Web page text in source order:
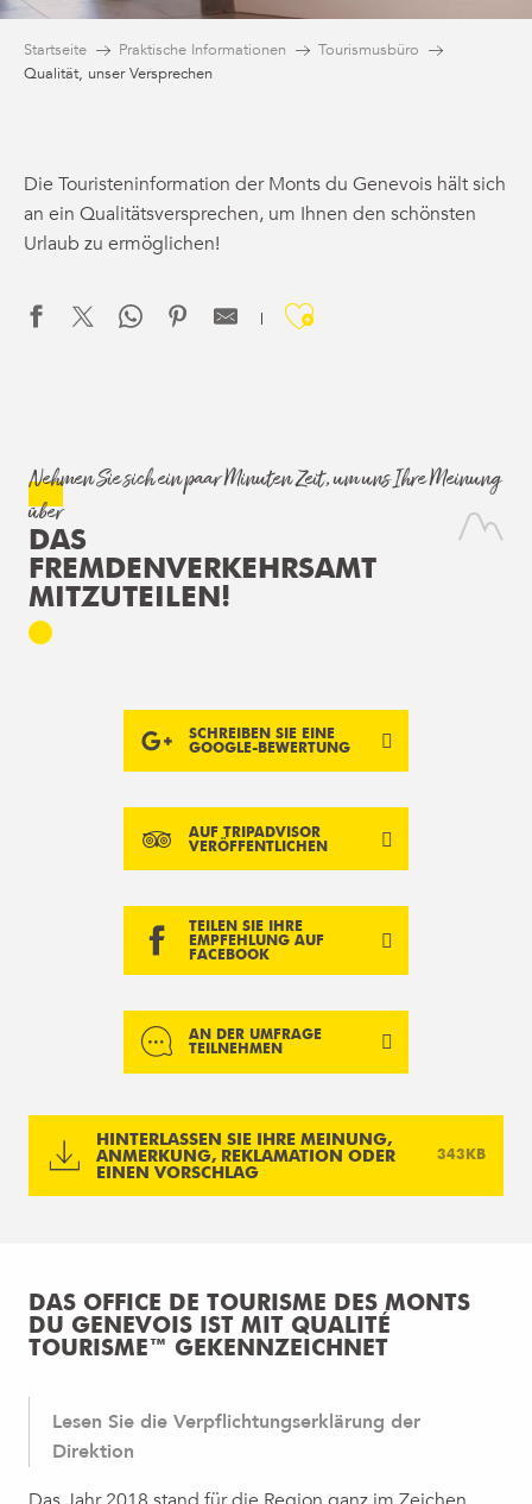
Startseite Praktische Informationen
Tourismusbüro
Qualität, unser Versprechen
Die Touristeninformation der Monts du Genevois hält sich
an ein Qualitätsversprechen, um Ihnen den schönsten
Urlaub zu ermöglichen!
Ajouter aux
Nehmen Sie sich ein paar Minuten Zeit, um uns Ihre Meinung
über
DAS
FREMDENVERKEHRSAMT
MITZUTEILEN!
SCHREIBEN SIE EINE
GOOGLE-BEWERTUNG
AUF TRIPADVISOR
VERÖFFENTLICHEN
TEILEN SIE IHRE
EMPFEHLUNG AUF
FACEBOOK
AN DER UMFRAGE
TEILNEHMEN
HINTERLASSEN SIE IHRE MEINUNG,
ANMERKUNG, REKLAMATION ODER
EINEN VORSCHLAG
343KB
DAS OFFICE DE TOURISME DES MONTS
DU GENEVOIS IST MIT QUALITÉ
TOURISME™ GEKENNZEICHNET
Lesen Sie die Verpflichtungserklärung der
Direktion